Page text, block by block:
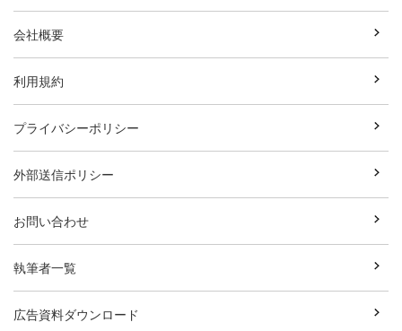
会社概要
利用規約
プライバシーポリシー
外部送信ポリシー
お問い合わせ
執筆者一覧
広告資料ダウンロード